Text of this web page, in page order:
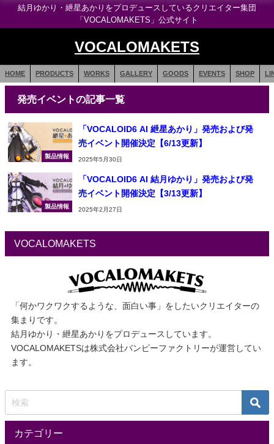
結月ゆかり・紲星あかりをプロデュースしているクリエイター集団
「VOCALOMAKETS」公式サイト
VOCALOMAKETS
HOME PRODUCTS WORKS GALLERY GOODS EVENTS SHOP
発売イベントの記事一覧
製品情報
「VOCALOID6 AI 紲星あかり」発売および発
売イベント開催決定【6/13更新】
2025年5月30日
製品情報
「VOCALOID6 AI 結月ゆかり」発売および発
売イベント開催決定【3/13更新】
2025年2月27日
VOCALOMAKETS
「何かワクワクするような、面白い事」をしたいクリエイターの
集まりです。
結月ゆかり・紲星あかりをプロデュースしています。
VOCALOMAKETSは株式会社バンピーファクトリーが運営してい
ます。
カテゴリー